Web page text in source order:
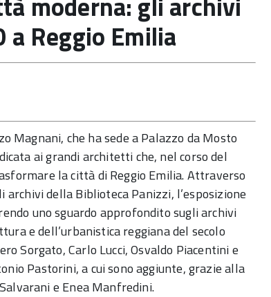
Reggio Emilia
Magnani, che ha sede a Palazzo da Mosto
ai grandi architetti che, nel corso del
la città di Reggio Emilia. Attraverso
della Biblioteca Panizzi, l’esposizione
uno sguardo approfondito sugli archivi
e dell’urbanistica reggiana del secolo
Sorgato, Carlo Lucci, Osvaldo Piacentini e
Pastorini, a cui sono aggiunte, grazie alla
e Enea Manfredini.